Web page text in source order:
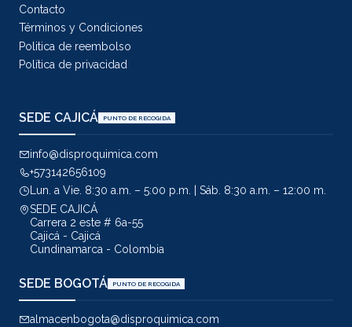
Contacto
Términos y Condiciones
Politica de reembolso
Política de privacidad
SEDE CAJICÁ PUNTO DE RECOGIDA
info@disproquimica.com
+573142656109
Lun. a Vie. 8:30 a.m. – 5:00 p.m. | Sáb. 8:30 a.m. – 12:00 m.
SEDE CAJICÁ
Carrera 2 este # 6a-55
Cajicá - Cajicá
Cundinamarca - Colombia
SEDE BOGOTÁ PUNTO DE RECOGIDA
almacenbogota@disproquimica.com